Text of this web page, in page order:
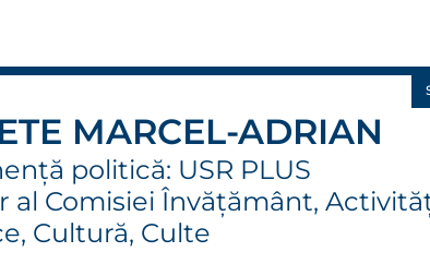
MARCEL-ADRIAN
politică: USR PLUS
al Comisiei Învățământ,
Cultură, Culte